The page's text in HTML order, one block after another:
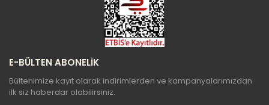
hareketinizden dolayı ayrıca teşekkür ederim.
AYSUN ERYILMAZ | 27/10/2020
Yorum Yaz
Gönder
E-BÜLTEN ABONELİK
Bültenimize kayıt olarak indirimlerden ve kampanyalarımızdan
ilk siz haberdar olabilirsiniz.